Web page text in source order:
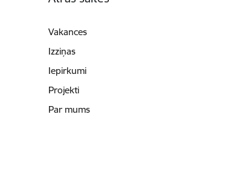
Vakances
Izziņas
Iepirkumi
Projekti
Par mums